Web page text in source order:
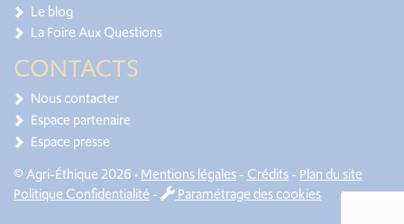
Le blog
La Foire Aux Questions
CONTACTS
Nous contacter
Espace partenaire
Espace presse
© Agri-Éthique 2026 •Mentions légales- Crédits- Plan du site
Politique Confidentialité- Paramétrage des cookies